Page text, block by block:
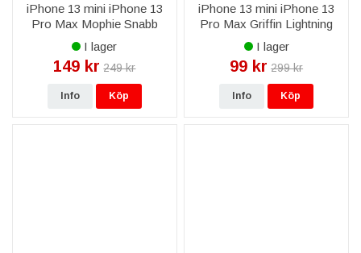
iPhone 13 mini iPhone 13
Pro Max Mophie Snabb
USB-C till Lightning 1m
Laddningskabel - Vit
I lager
149 kr 249 kr
Info Köp
iPhone 13 mini iPhone 13
Pro Max Griffin Lightning
Billaddare 12W
Ultrakompakt
I lager
99 kr 299 kr
Info Köp